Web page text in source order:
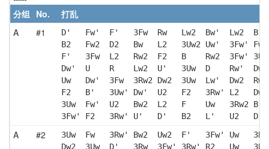
分组 No.
打乱
A
#1
D'   Fw'  F'   3Fw  Rw   Lw2  Bw'  Lw2  B
B2   Fw2  D2   Bw   L2   3Uw2 Uw'  3Fw' Fw'
F'   3Fw  L2   Rw2  F2   B    Rw2  3Fw'
Dw'  U    R    Lw2  U'   3Uw  D    Rw'
Uw   Dw'  3Fw  3Rw2 Dw2  3Uw  Lw'  Dw2
F2   B'   3Uw' Dw'  U2   F2   3Rw' L2
3Uw  Fw'  U2   Bw2  L2   F    Uw   3Rw2 B'
3Fw' F2   3Rw' U'   D'   B2   L'   U2
A #2
3Uw  Fw   3Rw' Bw2  Uw2  F'   3Fw' Uw
Dw2  3Uw  D'   3Rw  3Fw' 3Rw' R2   Uw